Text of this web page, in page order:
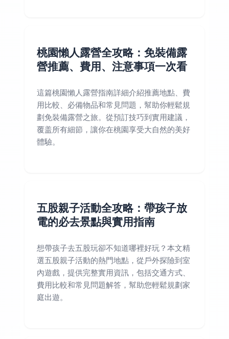
桃園懶人露營全攻略：免裝備露
營推薦、費用、注意事項一次看
這篇桃園懶人露營指南詳細介紹推薦地點、費
用比較、必備物品和常見問題，幫助你輕鬆規
劃免裝備露營之旅。從預訂技巧到實用建議，
覆盖所有細節，讓你在桃園享受大自然的美好
體驗。
五股親子活動全攻略：帶孩子放
電的必去景點與實用指南
想帶孩子去五股玩卻不知道哪裡好玩？本文精
選五股親子活動的熱門地點，從戶外探險到室
內遊戲，提供完整實用資訊，包括交通方式、
費用比較和常見問題解答，幫助您輕鬆規劃家
庭出遊。